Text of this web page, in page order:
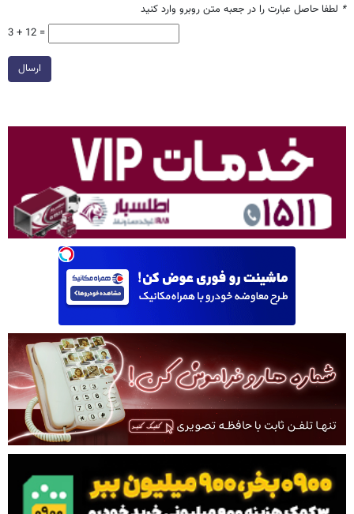
* لطفا حاصل عبارت را در جعبه متن روبرو وارد کنید
3 + 12 =
ارسال